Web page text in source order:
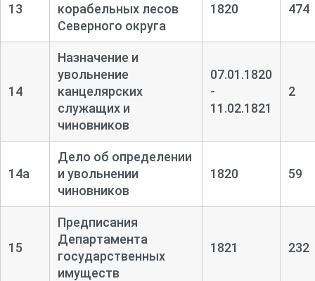
13
корабельных лесов
Северного округа
1820 474
14
Назначение и
увольнение
канцелярских
служащих и
чиновников
07.01.1820
-
11.02.1821
2
14а
Дело об определении
и увольнении
чиновников
1820 59
15
Предписания
Департамента
государственных
имуществ
1821 232